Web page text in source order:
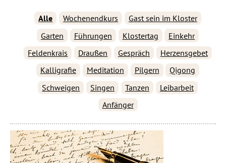
Alle Wochenendkurs
Gast sein im Kloster
Garten
Führungen Klostertag
Einkehr
Feldenkrais
Draußen Gespräch
Herzensgebet
Kalligrafie
Meditation Pilgern
Qigong
Schweigen
Singen Tanzen
Leibarbeit
Anfänger